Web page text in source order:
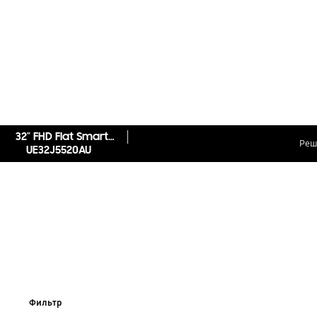
32" FHD Flat Smart TV UE32J5520U Series 5
UE32J5520AU
Фильтр